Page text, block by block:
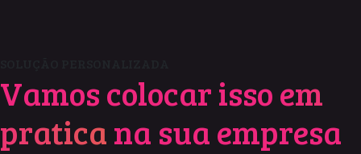
Vamos colocar issoem
praticana sua empresa